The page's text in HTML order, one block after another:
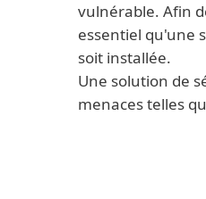
vulnérable. Afin
essentiel qu'une
soit installée.
Une solution de
menaces telles